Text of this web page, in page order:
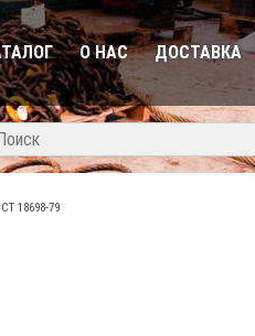
О НАС ДОСТАВКА
18698-79